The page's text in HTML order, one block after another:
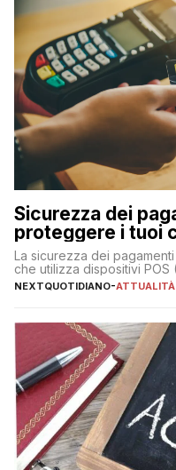
Sicurezza dei
proteggere i tuoi
La sicurezza dei
che utilizza dispositivi POS
NEXTQUOTIDIANO-ATTUALITÀ